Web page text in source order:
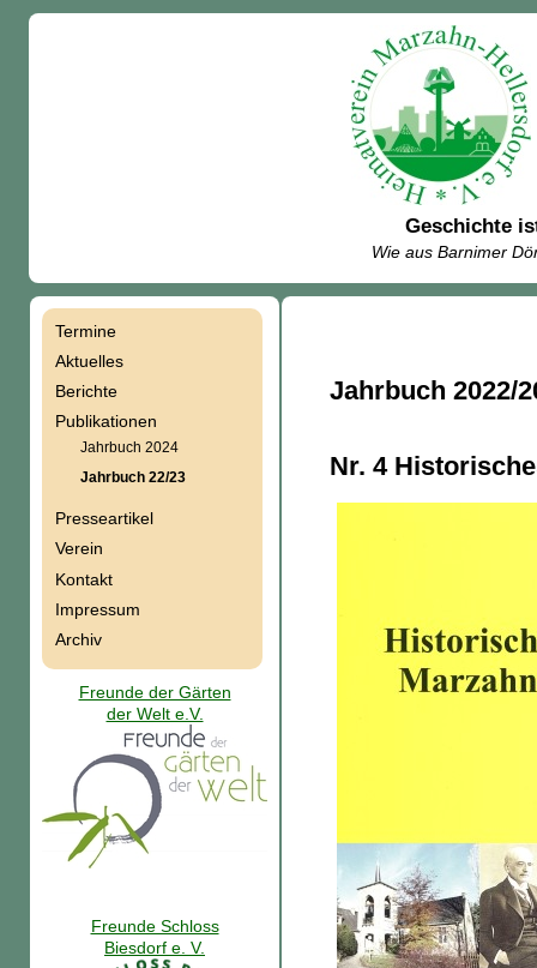
Geschichte
Wie aus Barnimer
Jahrbuch 2022/
Nr. 4
Termine
Aktuelles
Berichte
Publikationen
Jahrbuch 2024
Jahrbuch 22/23
Presseartikel
Verein
Kontakt
Impressum
Archiv
Freunde der Gärten
der Welt e.V.
Freunde Schloss
Biesdorf e. V.